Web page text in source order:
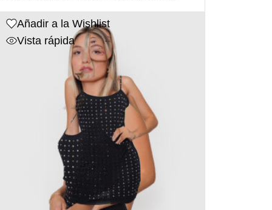
Añadir a la Wishlist
Vista rápida